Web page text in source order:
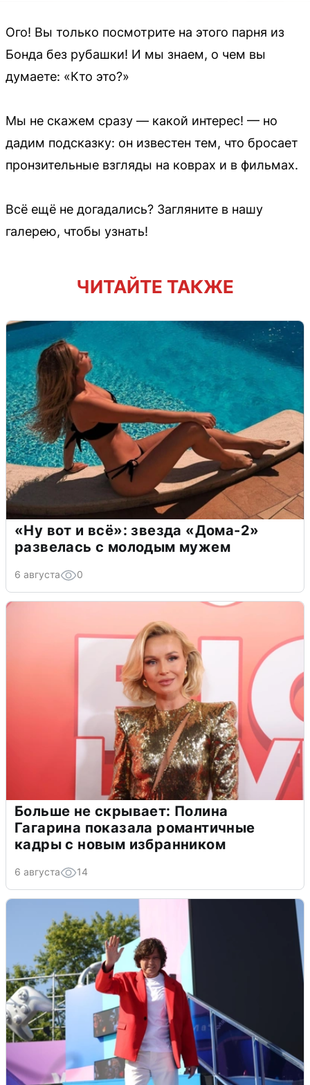
Ого! Вы только посмотрите на этого парня из
Бонда без рубашки! И мы знаем, о чем вы
думаете: «Кто это?»
Мы не скажем сразу — какой интерес! — но
дадим подсказку: он известен тем, что бросает
пронзительные взгляды на коврах и в фильмах.
Всё ещё не догадались? Загляните в нашу
галерею, чтобы узнать!
ЧИТАЙТЕ ТАКЖЕ
«Ну вот и всё»: звезда «Дома-2»
развелась с молодым мужем
6 августа 0
Больше не скрывает: Полина
Гагарина показала романтичные
кадры с новым избранником
6 августа 14